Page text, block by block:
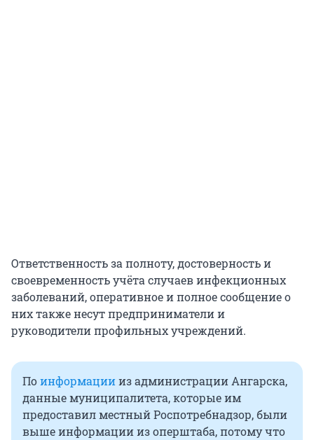
Ответственность за полноту, достоверность и
своевременность учёта случаев инфекционных
заболеваний, оперативное и полное сообщение о
них также несут предприниматели и
руководители профильных учреждений.
Поинформациииз администрации Ангарска,
данные муниципалитета, которые им
предоставил местный Роспотребнадзор, были
выше информации из оперштаба, потому что